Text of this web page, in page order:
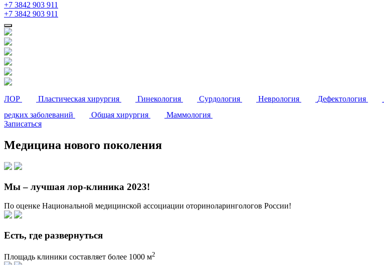
+7 3842 903 911
+7 3842 903 911
ЛОР Пластическая хирургия Гинекология Сурдология Неврология Дефектология
редких заболеваний
Общая хирургия
Маммология
Записаться
Медицина нового поколения
Мы – лучшая лор-клиника 2023!
По оценке Национальной медицинской ассоциации оториноларингологов России!
Есть, где развернуться
Площадь клиники составляет более 1000 м2